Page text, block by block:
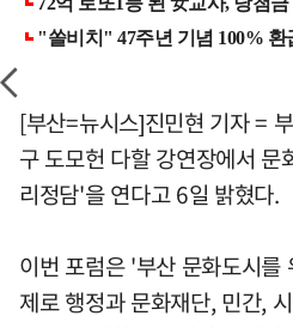
[부산=뉴시스]진민현 기자 =
구 도모헌 다할 강연장에서
리정담'을 연다고 6일 밝혔다.
이번 포럼은 '부산 문화도시
제로 행정과 문화재단, 민간,